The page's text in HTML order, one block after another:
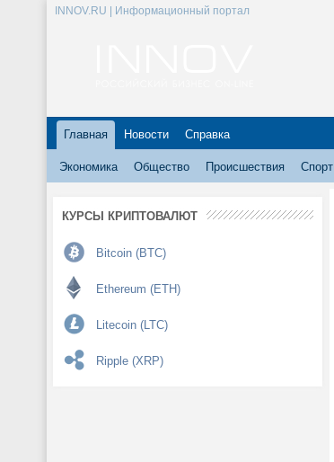
INNOV.RU | Информационный портал
Главная Новости Справка
Экономика Общество Происшествия Спорт
КУРСЫ КРИПТОВАЛЮТ
Bitcoin (BTC)
Ethereum (ETH)
Litecoin (LTC)
Ripple (XRP)